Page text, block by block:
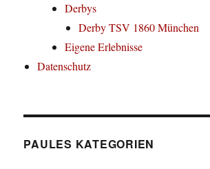
Derbys
Derby TSV 1860 München
Eigene Erlebnisse
Datenschutz
PAULES KATEGORIEN